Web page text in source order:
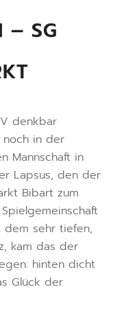
– SG
denkbar
noch in der
Mannschaft in
Lapsus, den der
Bibart zum
dem sehr tiefen,
kam das der
hinten dicht
Glück der